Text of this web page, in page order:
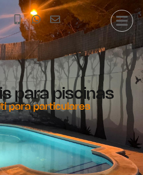
para piscinas
para particulares